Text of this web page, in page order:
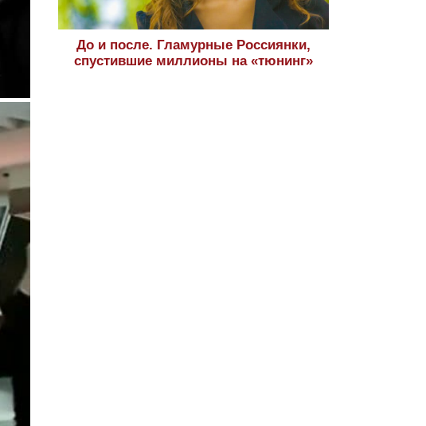
До и после. Гламурные Россиянки,
спустившие миллионы на «тюнинг»